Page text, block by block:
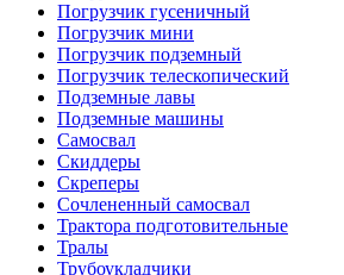
Погрузчик гусеничный
Погрузчик мини
Погрузчик подземный
Погрузчик телескопический
Подземные лавы
Подземные машины
Самосвал
Скиддеры
Скреперы
Сочлененный самосвал
Трактора подготовительные
Тралы
Трубоукладчики